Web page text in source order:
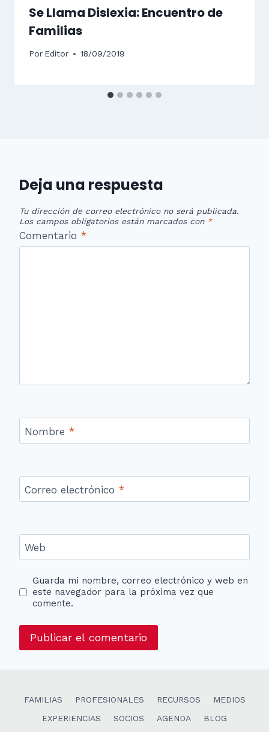
Se Llama Dislexia: Encuentro de
Familias
Por Editor 18/09/2019
Deja una respuesta
Tu dirección de correo electrónico no será publicada.
Los campos obligatorios están marcados con *
Comentario *
Nombre *
Correo electrónico *
Web
Guarda mi nombre, correo electrónico y web en
este navegador para la próxima vez que
comente.
FAMILIAS PROFESIONALES RECURSOS
MEDIOS
EXPERIENCIAS
SOCIOS AGENDA
BLOG